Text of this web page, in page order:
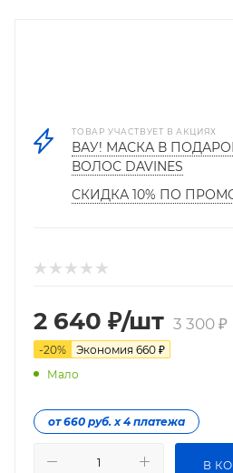
ТОВАР УЧАСТВУЕТ В АКЦИЯХ
ВАУ! МАСКА В
ВОЛОС DAVINES
СКИДКА 10% ПО
2 640 ₽/шт 3 300₽
-20% Экономия 660 ₽
Мало
от 660 руб. х 4 платежа
В